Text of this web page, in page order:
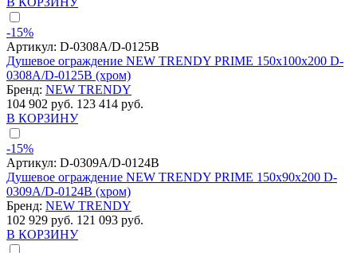
-15%
Артикул: D-0308A/D-0125B
Душевое ограждение NEW TRENDY PRIME 150x100x200 D-
0308A/D-0125B (хром)
Бренд: NEW TRENDY
104 902 руб. 123 414 руб.
В КОРЗИНУ
-15%
Артикул: D-0309A/D-0124B
Душевое ограждение NEW TRENDY PRIME 150x90x200 D-
0309A/D-0124B (хром)
Бренд: NEW TRENDY
102 929 руб. 121 093 руб.
В КОРЗИНУ